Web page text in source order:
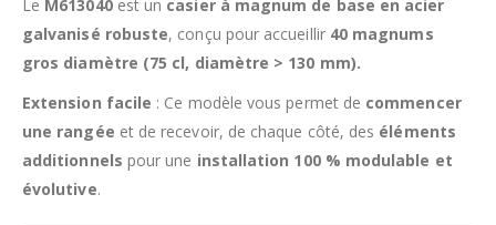
Le M613040est un casier à magnum de base en acier
galvanisé robuste, conçu pour accueillir 40 magnums
gros diamètre (75 cl, diamètre > 130 mm).
Extension facile : Ce modèle vous permet de commencer
une rangée et de recevoir, de chaque côté, des éléments
additionnels pour une installation 100 % modulable et
évolutive.